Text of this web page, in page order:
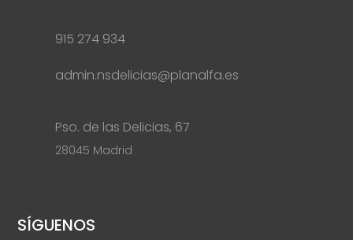
915 274 934
admin.nsdelicias@planalfa.es
Pso. de las Delicias, 67
28045 Madrid
SÍGUENOS